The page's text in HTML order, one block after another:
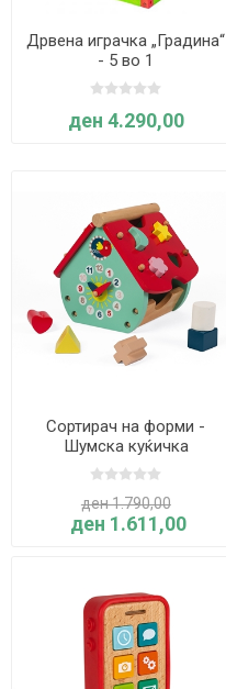
Дрвена играчка „Градина“
- 5 во 1
ден 4.290,00
Сортирач на форми -
Шумска куќичка
ден 1.790,00
ден 1.611,00